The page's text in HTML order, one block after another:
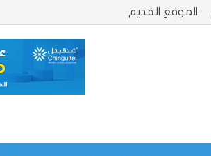
الموقع القديم